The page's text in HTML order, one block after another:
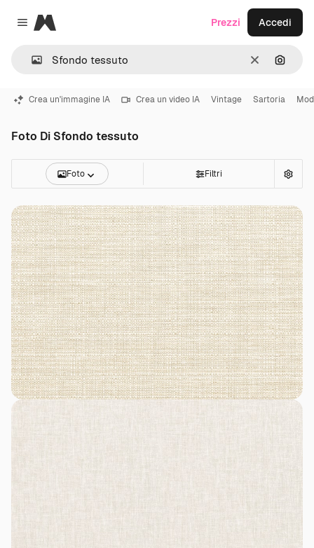
Close menu
Magnific
CancellaCerca
Prezzi Accedi
Crea un'immagine IA Crea un video IA Vintage Sartoria
Foto Di Sfondo tessuto
Foto Filtri